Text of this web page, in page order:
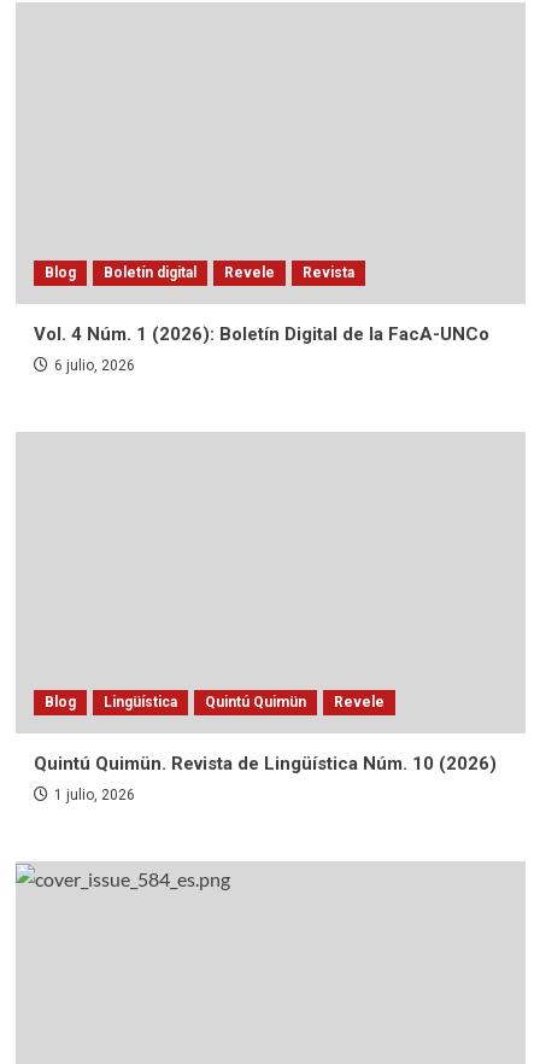
Blog Boletín digital Revele Revista
Vol. 4 Núm. 1 (2026): Boletín Digital de la FacA-UNCo
6 julio, 2026
Blog Lingüística Quintú Quimün Revele
Quintú Quimün. Revista de Lingüística Núm. 10 (2026)
1 julio, 2026